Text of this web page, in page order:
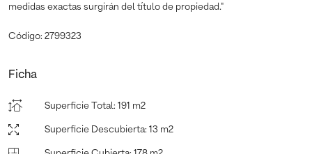
medidas exactas surgirán del título de propiedad."
Código: 2799323
Ficha
Superficie Total : 191 m2
Superficie Descubierta: 13 m2